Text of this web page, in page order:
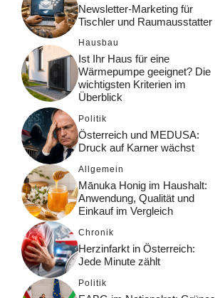
Newsletter-Marketing für
Tischler und Raumausstatter
Hausbau
Ist Ihr Haus für eine
Wärmepumpe geeignet? Die
wichtigsten Kriterien im
Überblick
Politik
Österreich und MEDUSA:
Druck auf Karner wächst
Allgemein
Mānuka Honig im Haushalt:
Anwendung, Qualität und
Einkauf im Vergleich
Chronik
Herzinfarkt in Österreich:
Jede Minute zählt
Politik